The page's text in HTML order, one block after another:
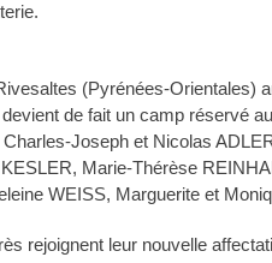
(Pyrénées-Orientales)
de fait un camp réservé
Joseph et Nicolas
Marie-Thérèse
WEISS, Marguerite et
rejoignent leur nouvelle